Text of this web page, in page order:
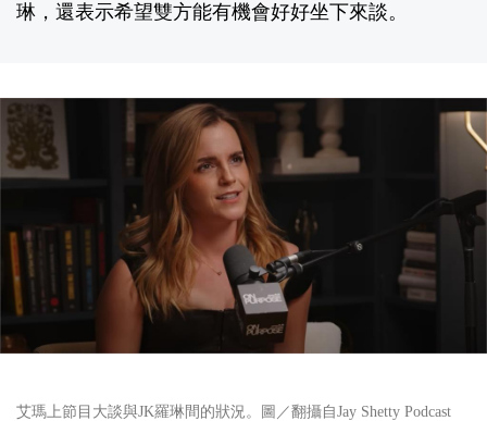
琳，還表示希望雙方能有機會好好坐下來談。
艾瑪上節目大談與JK羅琳間的狀況。圖／翻攝自Jay Shetty Podcast